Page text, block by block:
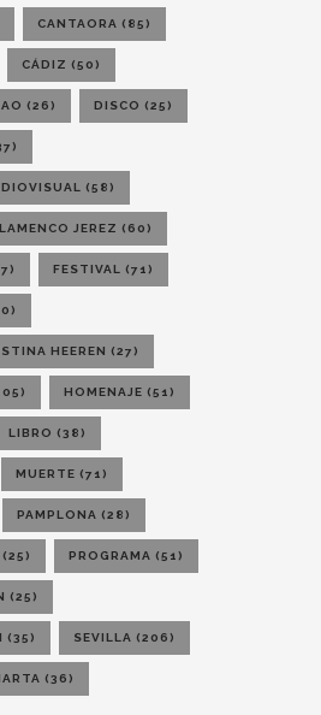
CANTAORA (85)
CÁDIZ (50)
(26) DISCO (25)
(58)
JEREZ (60)
FESTIVAL (71)
HEEREN (27)
HOMENAJE (51)
LIBRO (38)
MUERTE (71)
PAMPLONA (28)
(25) PROGRAMA (51)
(25)
(35) SEVILLA (206)
(36)